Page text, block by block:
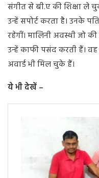
संगीत से बी.ए की शिक्षा ले
उन्हें सपोर्ट करता है। उनके
रहेगीं। मालिनी अवस्थी जो
उन्हें काफी पसंद करती हैं। वह
अवार्ड भी मिल चुके हैं।
ये भी देखें –